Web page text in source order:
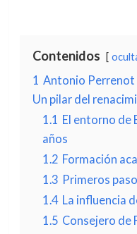
Contenidos
1 Antonio Perrenot
Un pilar del
1.1 El entorno de
años
1.2 Formación
1.3 Primeros
1.4 La influencia
1.5 Consejero de